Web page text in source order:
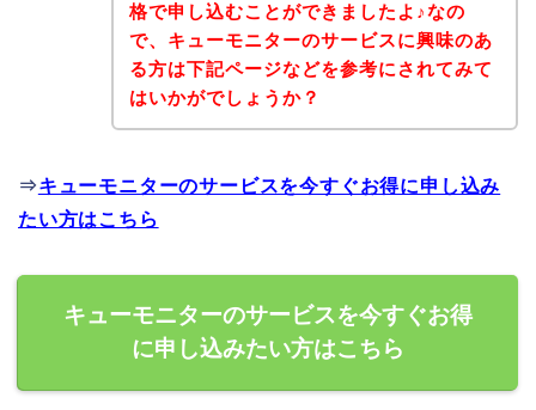
格で申し込むことができましたよ♪なの
で、キューモニターのサービスに興味のあ
る方は下記ページなどを参考にされてみて
はいかがでしょうか？
⇒キューモニターのサービスを今すぐお得に申し込み
たい方はこちら
キューモニターのサービスを今すぐお得
に申し込みたい方はこちら